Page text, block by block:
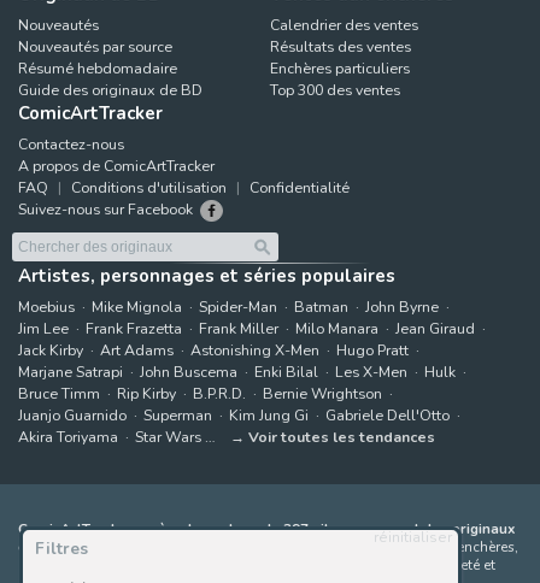
Filtres
réinitialiser
Nouveautés
Nouveautés par source
Résumé hebdomadaire
Guide des originaux de BD
Calendrier des ventes
Résultats des ventes
Enchères particuliers
Top 300 des ventes
ComicArtTracker
Contactez-nous
A propos de ComicArtTracker
FAQ
Conditions d'utilisation
Confidentialité
Suivez-nous sur Facebook
Artistes, personnages et séries populaires
Moebius Mike Mignola Spider-Man Batman
John Byrne
Jim Lee
Frank Frazetta Frank Miller Milo Manara
Jean Giraud
Jack Kirby
Art Adams Astonishing X-Men
Hugo Pratt
Marjane Satrapi
John Buscema Enki Bilal Les X-Men
Hulk
Bruce Timm
Rip Kirby B.P.R.D.
Bernie Wrightson
Juanjo Guarnido
Superman Kim Jung Gi
Gabriele Dell'Otto
Akira Toriyama
Star Wars Voir toutes les tendances
ComicArtTracker agrège le contenu de 397 sites proposant des originaux
de bandes dessinées à la vente
(galeries, maisons de ventes aux enchères,
places de marché et sites d'artistes). Aucun produit ne peut être acheté et